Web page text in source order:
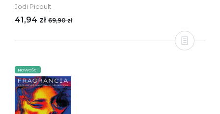
Jodi Picoult
41,94 zł 69,90 zł
NOWOŚCI